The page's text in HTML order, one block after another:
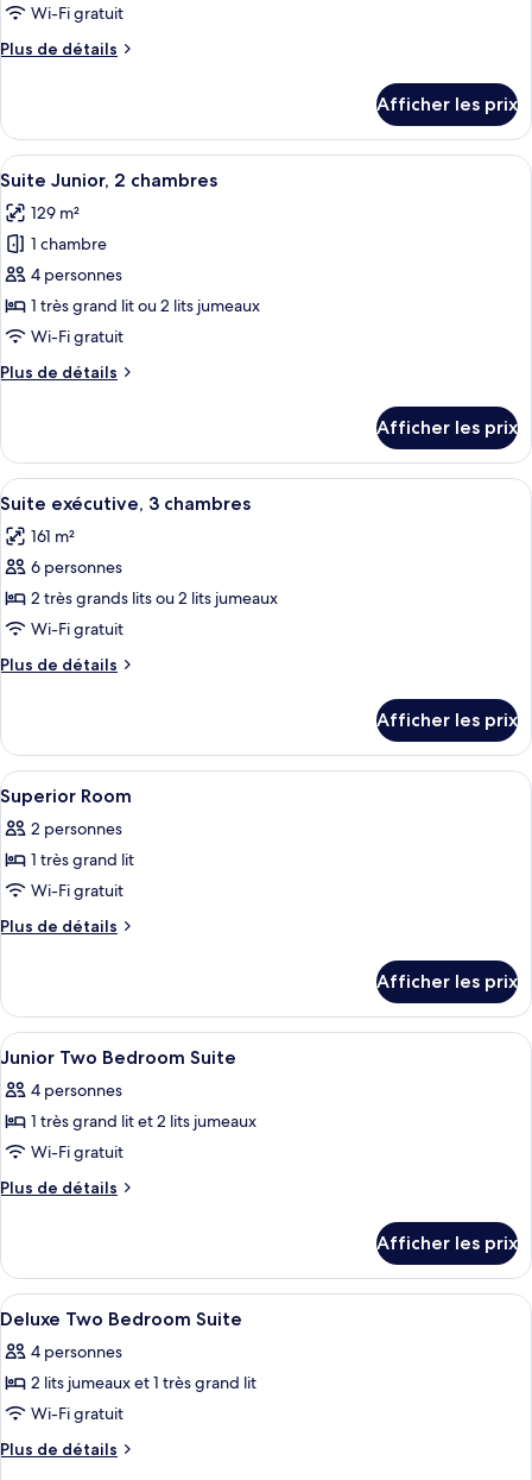
type
chambre :
2
chambres
Wi-Fi gratuit
Plus de détails
Plus
Suite
Deluxe,
2
Afficher les prix
Afficher
toutes
les
photos
pour
ce
type
chambre :
2
chambres
Une chambre d’hôtel avec deux
6
Suite Junior, 2 chambres
129 m²
1 chambre
4 personnes
1 très grand lit ou 2 lits jumeaux
Wi-Fi gratuit
Plus de détails
Plus
Suite
Junior,
2
Afficher les prix
Afficher
toutes
les
photos
pour
ce
type
de
Suite
exécutive,
3
chambres
Un salon moderne avec un canapé
6
Suite exécutive, 3 chambres
161 m²
6 personnes
2 très grands lits ou 2 lits jumeaux
Wi-Fi gratuit
Plus de détails
Plus
Suite
exécutive,
3
chambres
Afficher les prix
Afficher
toutes
les
photos
pour
ce
chambre :
Superior
Room
Coffre-fort pour ordinateur
5
Superior Room
2 personnes
1 très grand lit
Wi-Fi gratuit
Plus de détails
Plus
Superior
Room
Afficher les prix
Afficher
toutes
les
photos
pour
ce
chambre :
Junior
Two
Bedroom
Suite
Coffre-fort pour ordinateur
6
Junior Two Bedroom Suite
4 personnes
1 très grand lit et 2 lits jumeaux
Wi-Fi gratuit
Plus de détails
Plus
Junior
Two
Bedroom
Afficher les prix
Afficher
toutes
les
photos
pour
ce
Coffre-fort pour ordinateur
6
Deluxe Two Bedroom Suite
4 personnes
2 lits jumeaux et 1 très grand lit
Wi-Fi gratuit
Plus de détails
Plus